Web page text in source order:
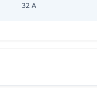
32 A